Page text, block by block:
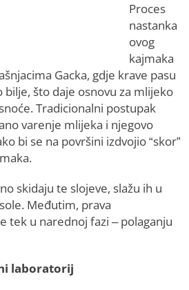
Proces
nastanka
ovog
kajmaka
Gacka, gdje krave pasu
što daje osnovu za mlijeko
Tradicionalni postupak
varenje mlijeka i njegovo
bi se na površini izdvojio “skor”
skidaju te slojeve, slažu ih u
Međutim, prava
tek u narednoj fazi – polaganju
laboratorij